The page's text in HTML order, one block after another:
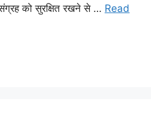
को सुरक्षित रखने से … Read